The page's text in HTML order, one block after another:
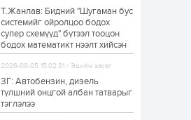
Н.Номтойбаяр:
Аймгуудад
тулгамдаж буй
асуудлуудыг долоо
хоног бүр Засгийн
газрын...
1 өдөр 0
УИХ-ын дарга
С.Бямбацогт төрийг
Т.Жанлав: Бидний "Шугаман бус
системийг ойролцоо бодох
супер схемүүд" бүтээл тооцон
бодох математикт нээлт хийсэн
2026-08-05 15:02:31 / Эдийн засаг
ЗГ: Автобензин, дизель
түлшний онцгой албан татварыг
тэглэлээ